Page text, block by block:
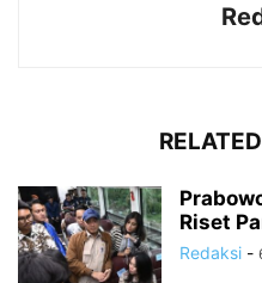
Riset
Redaksi -